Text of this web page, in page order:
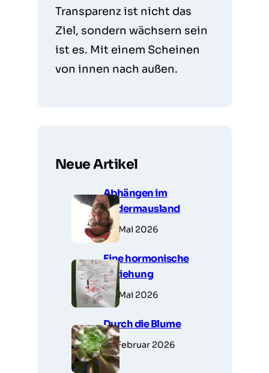
Transparenz ist nicht das
Ziel, sondern wächsern sein
ist es. Mit einem Scheinen
von innen nach außen.
Neue Artikel
Abhängen im
Fledermausland
28. Mai 2026
Eine hormonische
Beziehung
23. Mai 2026
Durch die Blume
14. Februar 2026